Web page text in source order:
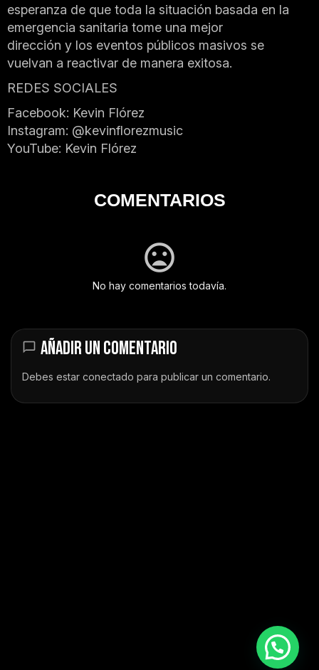
esperanza de que toda la situación basada en la
emergencia sanitaria tome una mejor
dirección y los eventos públicos masivos se
vuelvan a reactivar de manera exitosa.
REDES SOCIALES
Facebook: Kevin Flórez
Instagram: @kevinflorezmusic
YouTube: Kevin Flórez
COMENTARIOS
No hay comentarios todavía.
AÑADIR UN COMENTARIO
Debes estar conectado para publicar un comentario.